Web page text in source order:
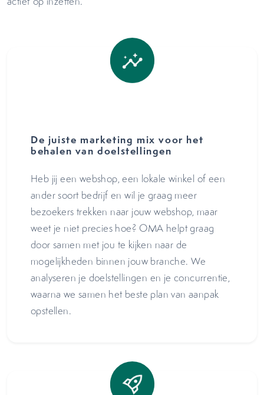
De juiste marketing mix voor het
behalen van doelstellingen
Heb jij een webshop, een lokale winkel of een
ander soort bedrijf en wil je graag meer
bezoekers trekken naar jouw webshop, maar
weet je niet precies hoe? OMA helpt graag
door samen met jou te kijken naar de
mogelijkheden binnen jouw branche. We
analyseren je doelstellingen en je concurrentie,
waarna we samen het beste plan van aanpak
opstellen.